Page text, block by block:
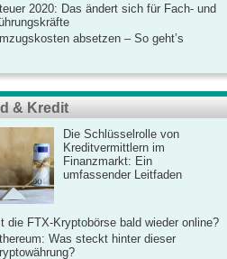
2020: Das ändert sich für Fach- und
absetzen – So geht’s
& Kredit
Die Schlüsselrolle von
Kreditvermittlern im
Finanzmarkt: Ein
umfassender Leitfaden
die FTX-Kryptobörse bald wieder online?
Was steckt hinter dieser